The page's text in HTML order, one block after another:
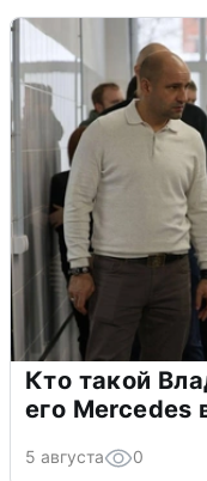
Кто такой
его Mercedes
5 августа 0